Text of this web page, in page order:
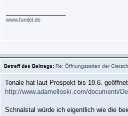
www.funitel.de
Betreff des Beitrags: Re: Öffnungszeiten der
Tonale hat laut Prospekt bis 19.6.
http://www.adamelloski.com/documenti/
Schnalstal würde ich eigentlich wie die